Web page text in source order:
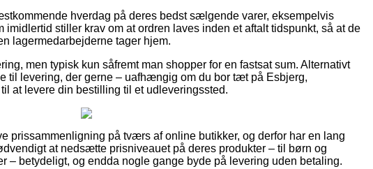
hverdag på deres bedst sælgende varer, eksempelvis
stiller krav om at ordren laves inden et aftalt tidspunkt, så at de
lagermedarbejderne tager hjem.
men typisk kun såfremt man shopper for en fastsat sum. Alternativt
til levering, der gerne – uafhængig om du bor tæt på Esbjerg,
at levere din bestilling til et udleveringssted.
prissammenligning på tværs af online butikker, og derfor har en lang
at nedsætte prisniveauet på deres produkter – til børn og
– betydeligt, og endda nogle gange byde på levering uden betaling.